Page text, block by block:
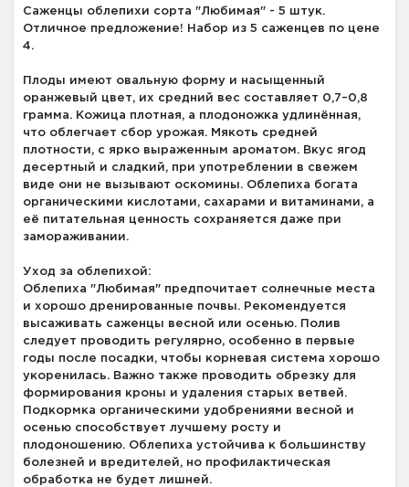
Саженцы облепихи сорта "Любимая" - 5 штук.
Отличное предложение! Набор из 5 саженцев по цене
4.
Плоды имеют овальную форму и насыщенный
оранжевый цвет, их средний вес составляет 0,7–0,8
грамма. Кожица плотная, а плодоножка удлинённая,
что облегчает сбор урожая. Мякоть средней
плотности, с ярко выраженным ароматом. Вкус ягод
десертный и сладкий, при употреблении в свежем
виде они не вызывают оскомины. Облепиха богата
органическими кислотами, сахарами и витаминами, а
её питательная ценность сохраняется даже при
замораживании.
Уход за облепихой:
Облепиха "Любимая" предпочитает солнечные места
и хорошо дренированные почвы. Рекомендуется
высаживать саженцы весной или осенью. Полив
следует проводить регулярно, особенно в первые
годы после посадки, чтобы корневая система хорошо
укоренилась. Важно также проводить обрезку для
формирования кроны и удаления старых ветвей.
Подкормка органическими удобрениями весной и
осенью способствует лучшему росту и
плодоношению. Облепиха устойчива к большинству
болезней и вредителей, но профилактическая
обработка не будет лишней.